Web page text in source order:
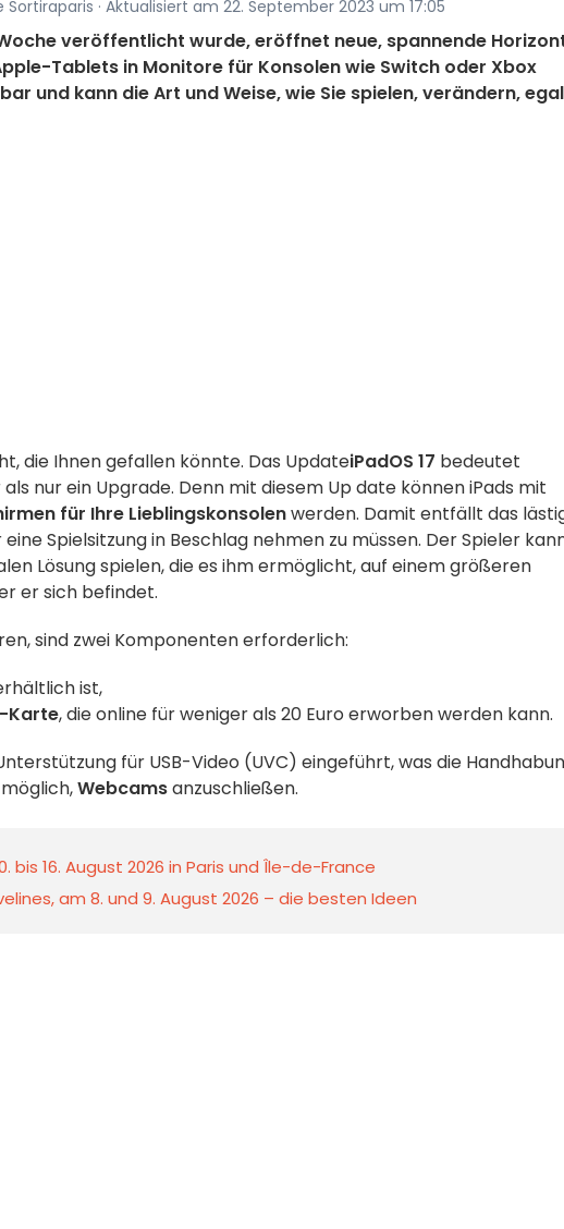
Sortiraparis · Aktualisiert am 22. September 2023 um 17:05
veröffentlicht wurde, eröffnet neue, spannende
Tablets in Monitore für Konsolen wie Switch oder Xbox
und kann die Art und Weise, wie Sie spielen, verändern,
die Ihnen gefallen könnte. Das UpdateiPadOS 17 bedeutet
nur ein Upgrade. Denn mit diesem Up date könneniPads mit
für Ihre Lieblingskonsolenwerden. Damit entfällt das
Spielsitzung in Beschlag nehmen zu müssen. Der Spieler
Lösung spielen, die es ihm ermöglicht, auf einem größeren
er sich befindet.
sind zwei Komponenten erforderlich:
ist,
Karte, die online für weniger als 20 Euro erworben werden kann.
für USB-Video (UVC) eingeführt, was die
Webcamsanzuschließen.
bis 16. August 2026 in Paris und Île-de-France
am 8. und 9. August 2026 – die besten Ideen